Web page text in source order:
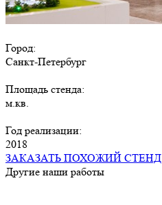
Город:
Санкт-Петербург
Площадь стенда:
м.кв.
Год реализации:
2018
ЗАКАЗАТЬ ПОХОЖИЙ СТЕНД
Другие наши работы